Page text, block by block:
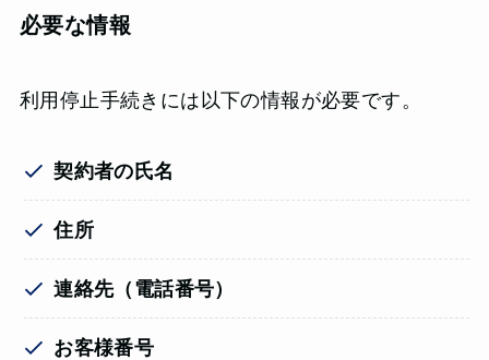
必要な情報
利用停止手続きには以下の情報が必要です。
契約者の氏名
住所
連絡先（電話番号）
お客様番号